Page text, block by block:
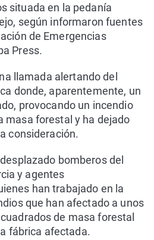
situada en la pedanía
según informaron fuentes
de Emergencias
Press.
llamada alertando del
donde, aparentemente, un
provocando un incendio
masa forestal y ha dejado
consideración.
bomberos del
y agentes
han trabajado en la
que han afectado a unos
de masa forestal
fábrica afectada.